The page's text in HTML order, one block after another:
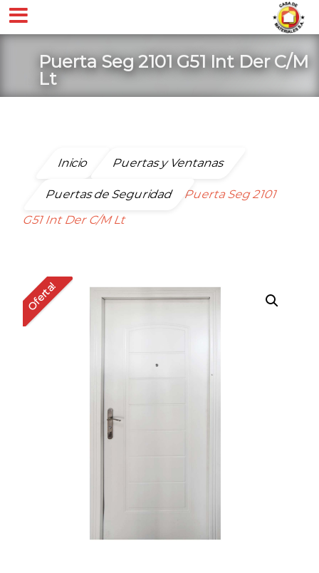
Puerta Seg 2101 G51 Int Der C/M
Lt
Inicio Puertas y Ventanas
Puertas de Seguridad
Puerta Seg 2101
G51 Int Der C/M Lt
Oferta!